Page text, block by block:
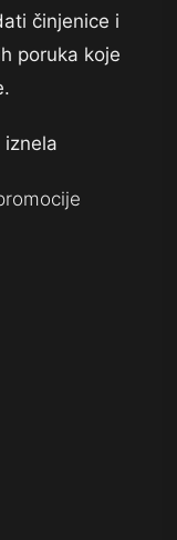
činjenice i
poruka koje
iznela